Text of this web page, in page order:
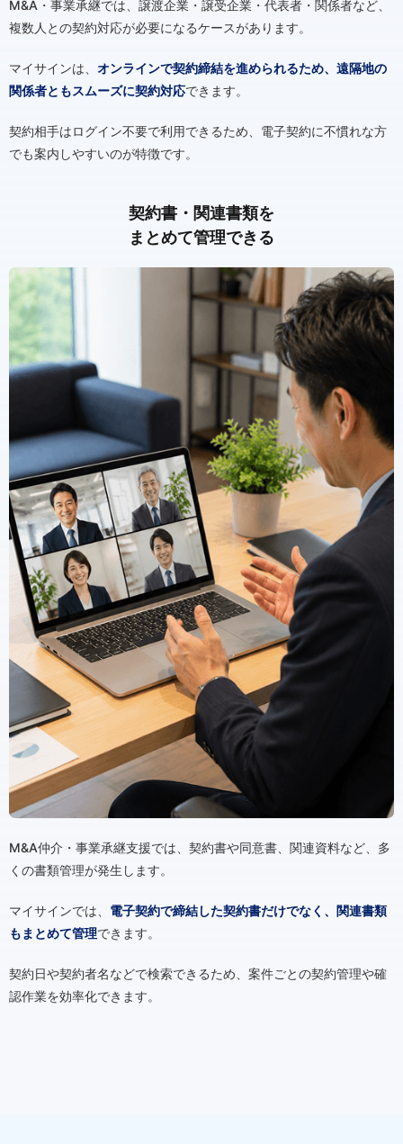
M&A・事業承継では、譲渡企業・譲受企業・代表者・関係者など、
複数人との契約対応が必要になるケースがあります。
マイサインは、 オンラインで契約締結を進められるため、遠隔地の
関係者ともスムーズに契約対応できます。
契約相手はログイン不要で利用できるため、電子契約に不慣れな方
でも案内しやすいのが特徴です。
契約書・関連書類を
まとめて管理できる
M&A仲介・事業承継支援では、契約書や同意書、関連資料など、多
くの書類管理が発生します。
マイサインでは、 電子契約で締結した契約書だけでなく、関連書類
もまとめて管理できます。
契約日や契約者名などで検索できるため、案件ごとの契約管理や確
認作業を効率化できます。